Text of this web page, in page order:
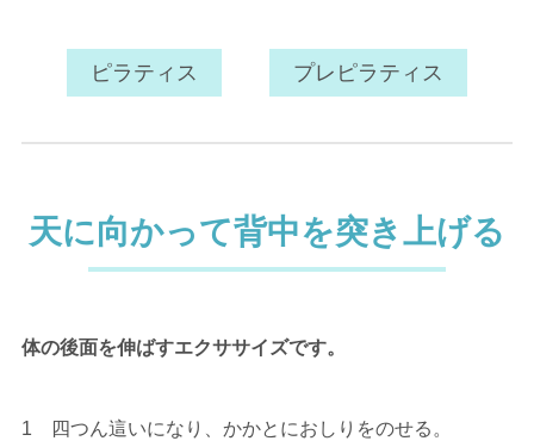
ピラティス プレピラティス
天に向かって背中を突き上げる
体の後面を伸ばすエクササイズです。
1 四つん這いになり、かかとにおしりをのせる。